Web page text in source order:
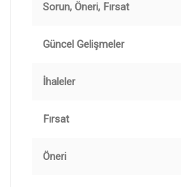
Sorun, Öneri, Fırsat
Güncel Gelişmeler
İhaleler
Fırsat
Öneri